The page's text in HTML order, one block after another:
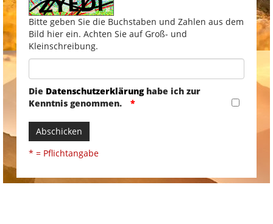
Bitte geben Sie die Buchstaben und Zahlen aus dem
Bild hier ein. Achten Sie auf Groß- und
Kleinschreibung.
Die Datenschutzerklärunghabe ich zur
Kenntnis genommen.
Abschicken
* = Pflichtangabe